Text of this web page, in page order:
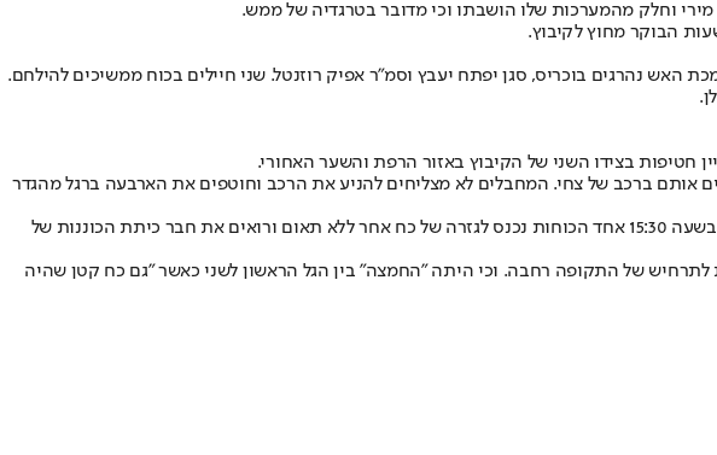
וחלק מהמערכות שלו הושבתו וכי מדובר בטרגדיה של ממש.
סגן מפקד היחידה הגיע ב-12:05 לציר תנועה סמוך לקיבוץ, שם נתקל במארב של 10 מחבלים. ממכת האש נהרגים בוכריס, סגן יפתח יעבץ וסמ"ר אפיק רוזנטל. שני חיילים בכוח ממשיכים להילחם.
אותם ברכב של צחי. המחבלים לא מצליחים להניע את הרכב וחוטפים את הארבעה ברגל מהגדר
שעה 13:44, תחילת סריקה של מגלן בקיבוץ ומתחיל "היפוך הקערה" למול המחבלים. בשעה 14:00 נכנס גם כח מגדס"ר גבעתי. בשעה 15:30 אחד הכוחות נכנס לגזרה של כח אחר ללא תאום ורואים את חבר כיתת הכוננות של
לתרחיש של התקופה רחבה. וכי היתה "החמצה" בין הגל הראשון לשני כאשר "גם כח קטן שהיה